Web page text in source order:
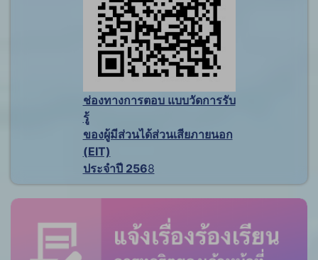
ช่องทางการตอบ แบบวัดการรับ
รู้
ของผู้มีส่วนได้ส่วนเสียภายนอก
(EIT)
ประจำปี 2568